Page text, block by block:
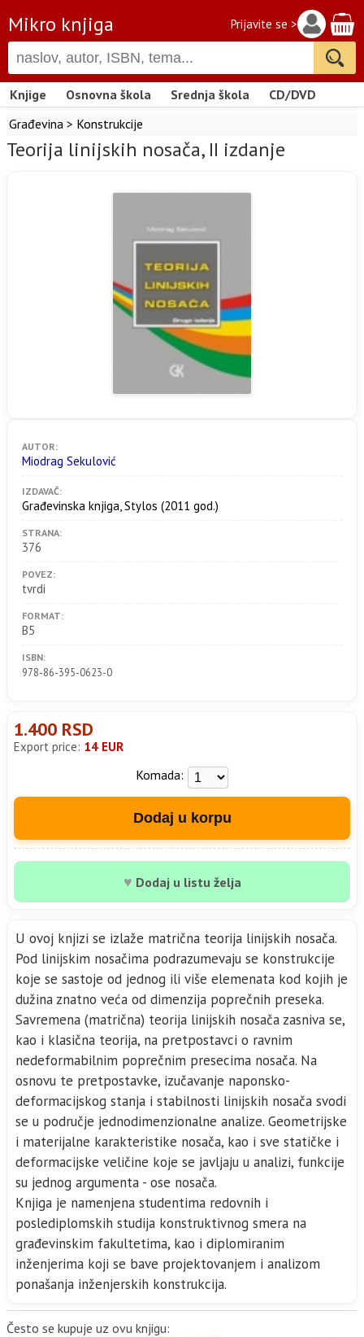
Mikro knjiga Prijavite se >
Knjige Osnovna škola Srednja škola
CD/DVD
Građevina > Konstrukcije
Teorija linijskih nosača, II izdanje
AUTOR:
Miodrag Sekulović
IZDAVAČ:
Građevinska knjiga, Stylos (2011 god.)
STRANA:
376
POVEZ:
tvrdi
FORMAT:
B5
ISBN:
978-86-395-0623-0
1.400 RSD
Export price: 14 EUR
Komada:
Dodaj u korpu
♥ Dodaj u listu želja
U ovoj knjizi se izlaže matrična teorija linijskih nosača.
Pod linijskim nosačima podrazumevaju se konstrukcije
koje se sastoje od jednog ili više elemenata kod kojih je
dužina znatno veća od dimenzija poprečnih preseka.
Savremena (matrična) teorija linijskih nosača zasniva se,
kao i klasična teorija, na pretpostavci o ravnim
nedeformabilnim poprečnim presecima nosača. Na
osnovu te pretpostavke, izučavanje naponsko-
deformacijskog stanja i stabilnosti linijskih nosača svodi
se u područje jednodimenzionalne analize. Geometrijske
i materijalne karakteristike nosača, kao i sve statičke i
deformacijske veličine koje se javljaju u analizi, funkcije
su jednog argumenta - ose nosača.
Knjiga je namenjena studentima redovnih i
poslediplomskih studija konstruktivnog smera na
građevinskim fakultetima, kao i diplomiranim
inženjerima koji se bave projektovanjem i analizom
ponašanja inženjerskih konstrukcija.
Često se kupuje uz ovu knjigu: